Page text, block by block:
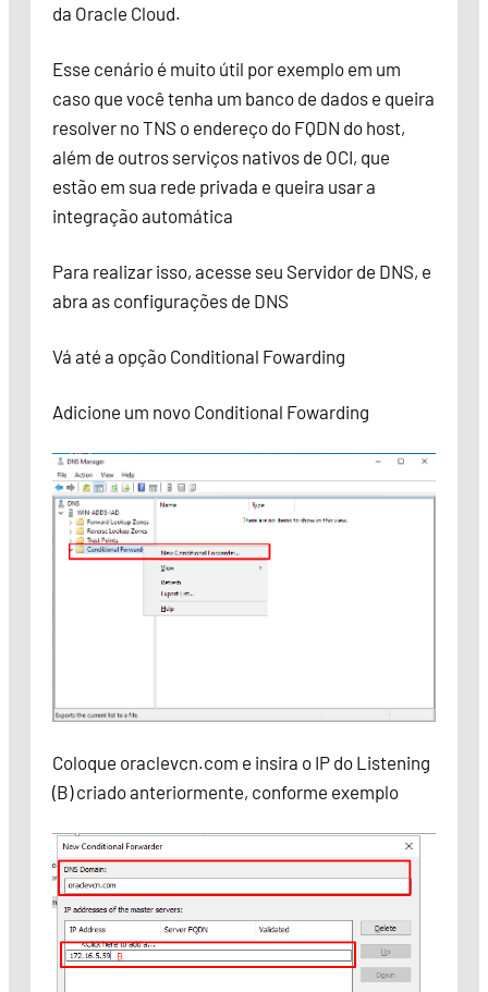
da Oracle Cloud.
Esse cenário é muito útil por exemplo em um
caso que você tenha um banco de dados e queira
resolver no TNS o endereço do FQDN do host,
além de outros serviços nativos de OCI, que
estão em sua rede privada e queira usar a
integração automática
Para realizar isso, acesse seu Servidor de DNS, e
abra as configurações de DNS
Vá até a opção Conditional Fowarding
Adicione um novo Conditional Fowarding
Coloque oraclevcn.com e insira o IP do Listening
(B) criado anteriormente, conforme exemplo